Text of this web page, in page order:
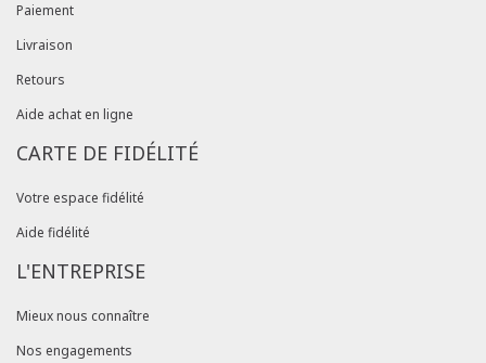
Paiement
Livraison
Retours
Aide achat en ligne
CARTE DE FIDÉLITÉ
Votre espace fidélité
Aide fidélité
L'ENTREPRISE
Mieux nous connaître
Nos engagements